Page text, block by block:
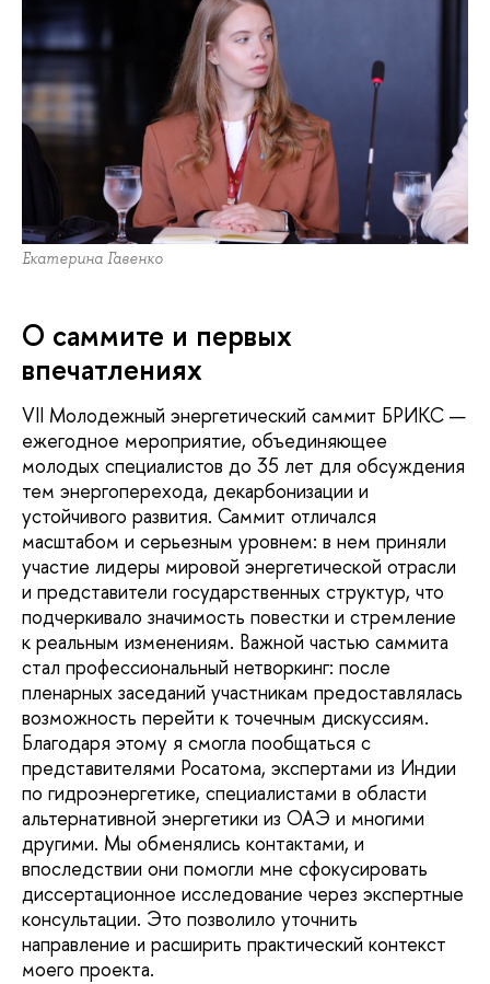
Екатерина Гавенко
О саммите и первых
впечатлениях
VII Молодежный энергетический саммит БРИКС —
ежегодное мероприятие, объединяющее
молодых специалистов до 35 лет для обсуждения
тем энергоперехода, декарбонизации и
устойчивого развития. Саммит отличался
масштабом и серьезным уровнем: в нем приняли
участие лидеры мировой энергетической отрасли
и представители государственных структур, что
подчеркивало значимость повестки и стремление
к реальным изменениям. Важной частью саммита
стал профессиональный нетворкинг: после
пленарных заседаний участникам предоставлялась
возможность перейти к точечным дискуссиям.
Благодаря этому я смогла пообщаться с
представителями Росатома, экспертами из Индии
по гидроэнергетике, специалистами в области
альтернативной энергетики из ОАЭ и многими
другими. Мы обменялись контактами, и
впоследствии они помогли мне сфокусировать
диссертационное исследование через экспертные
консультации. Это позволило уточнить
направление и расширить практический контекст
моего проекта.